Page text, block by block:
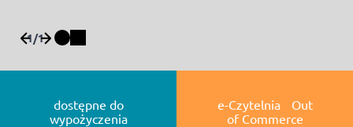
1/1
dostępne do
wypożyczenia
e-Czytelnia Out
of Commerce